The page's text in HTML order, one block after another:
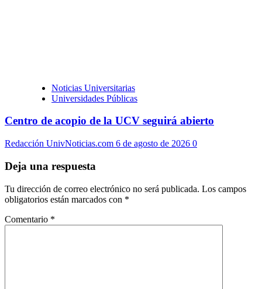
Noticias Universitarias
Universidades Públicas
Centro de acopio de la UCV seguirá abierto
Redacción UnivNoticias.com 6 de agosto de 2026 0
Deja una respuesta
Tu dirección de correo electrónico no será publicada. Los campos
obligatorios están marcados con *
Comentario *